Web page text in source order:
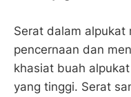
Serat dalam alpukat
pencernaan dan
khasiat buah
yang tinggi. Serat